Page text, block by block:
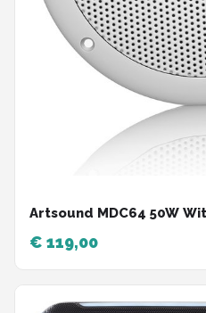
Artsound MDC64 50W
€ 119,00